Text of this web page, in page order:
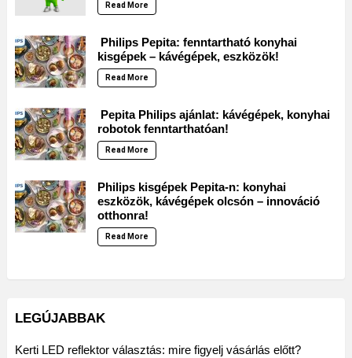
Read More
Philips Pepita: fenntartható konyhai
kisgépek – kávégépek, eszközök!
Read More
Pepita Philips ajánlat: kávégépek, konyhai
robotok fenntarthatóan!
Read More
Philips kisgépek Pepita-n: konyhai
eszközök, kávégépek olcsón – innováció
otthonra!
Read More
LEGÚJABBAK
Kerti LED reflektor választás: mire figyelj vásárlás előtt?